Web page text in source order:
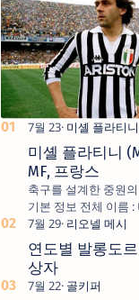
미셸 플라티니
미셸 플라티니
MF, 프랑스
축구를 설계한 중원
기본 정보 전체 이름 :
니 (Michel François
지션 : 공격형 미드필
(르 루아, 왕) 선수 경
리오넬 메시
연도별 발롱도
상자
골키퍼